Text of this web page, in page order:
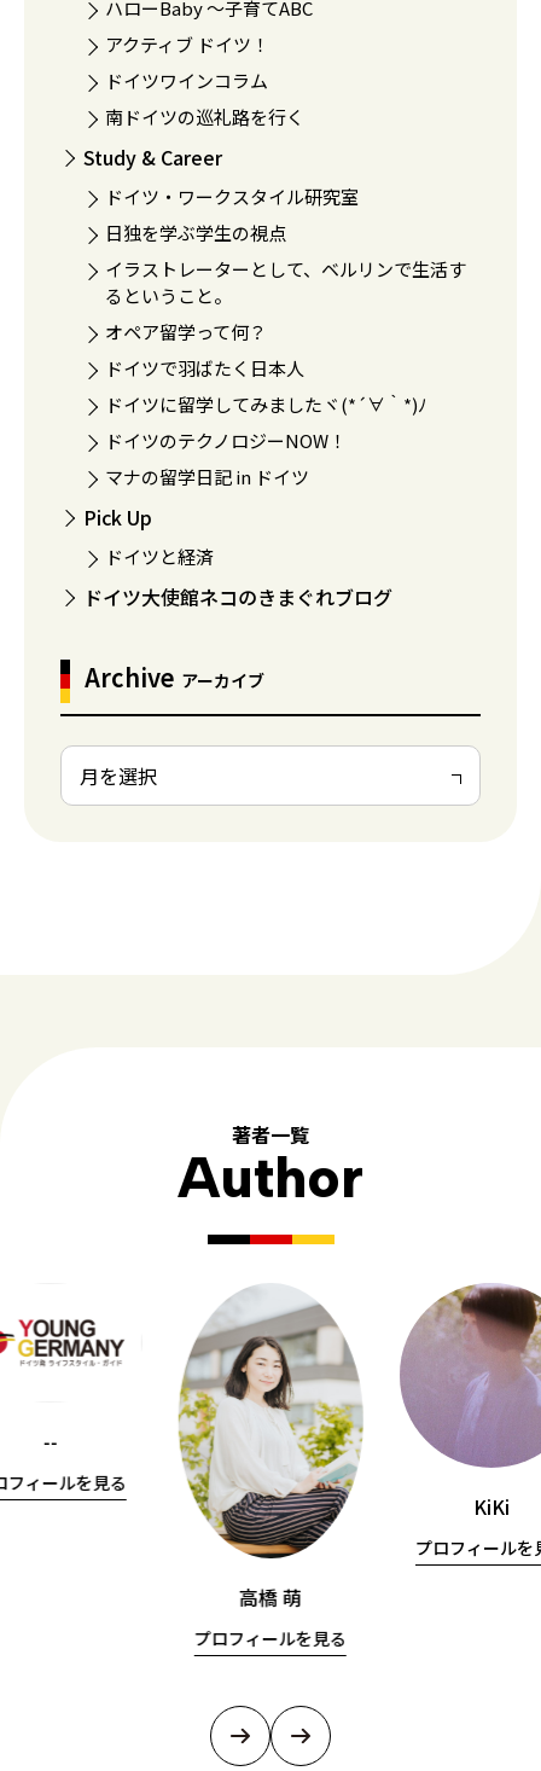
ハローBaby 〜子育てABC
アクティブ ドイツ！
ドイツワインコラム
南ドイツの巡礼路を行く
Study & Career
ドイツ・ワークスタイル研究室
日独を学ぶ学生の視点
イラストレーターとして、ベルリンで生活す
るということ。
オペア留学って何？
ドイツで羽ばたく日本人
ドイツに留学してみましたヾ(*´∀｀*)ﾉ
ドイツのテクノロジーNOW！
マナの留学日記 in ドイツ
Pick Up
ドイツと経済
ドイツ大使館ネコのきまぐれブログ
Archive アーカイブ
著者一覧
Author
--
フィールを見る
高橋 萌
プロフィールを見る
KiKi
プロフィールを